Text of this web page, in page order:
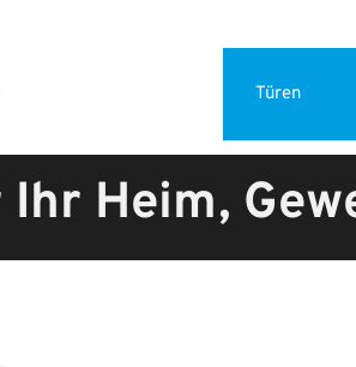
Türen
Heim,